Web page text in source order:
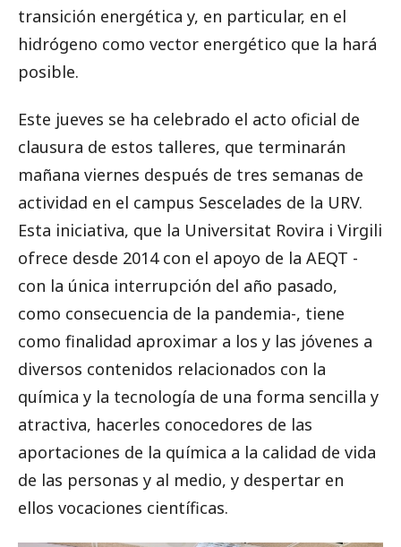
transición energética y, en particular, en el
hidrógeno como vector energético que la hará
posible.
Este jueves se ha celebrado el acto oficial de
clausura de estos talleres, que terminarán
mañana viernes después de tres semanas de
actividad en el campus Sescelades de la URV.
Esta iniciativa, que la Universitat Rovira i Virgili
ofrece desde 2014 con el apoyo de la AEQT -
con la única interrupción del año pasado,
como consecuencia de la pandemia-, tiene
como finalidad aproximar a los y las jóvenes a
diversos contenidos relacionados con la
química y la tecnología de una forma sencilla y
atractiva, hacerles conocedores de las
aportaciones de la química a la calidad de vida
de las personas y al medio, y despertar en
ellos vocaciones científicas.